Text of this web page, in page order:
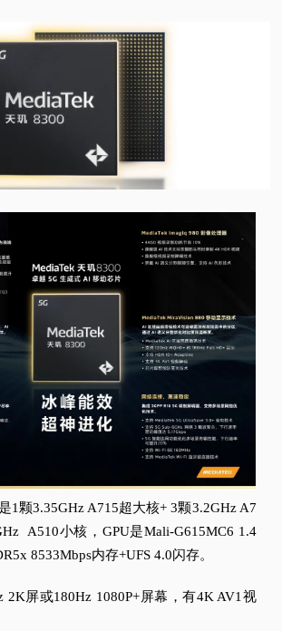
1颗3.35GHz A715超大核+ 3颗3.2GHz A7
A510小核，GPU是Mali-G615MC6 1.4
8533Mbps内存+UFS 4.0闪存。
2K屏或180Hz 1080P+屏幕，有4K AV1视